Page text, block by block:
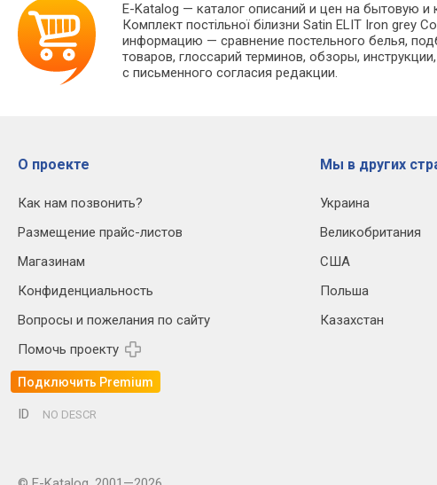
E-Katalog — каталог описаний и цен на бытовую и
Комплект постільної білизни Satin ELIT Iron
информацию — сравнение постельного белья,
товаров, глоссарий терминов, обзоры,
с письменного согласия редакции.
О проекте
Как нам позвонить?
Размещение прайс-листов
Магазинам
Конфиденциальность
Вопросы и пожелания по сайту
Помочь проекту
Подключить Premium
Мы в других
Украина
Великобритания
США
Польша
Казахстан
ID NO DESCR